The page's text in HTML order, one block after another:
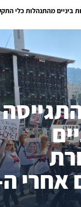
והעיתונאים הישראלים אחרי ה-7